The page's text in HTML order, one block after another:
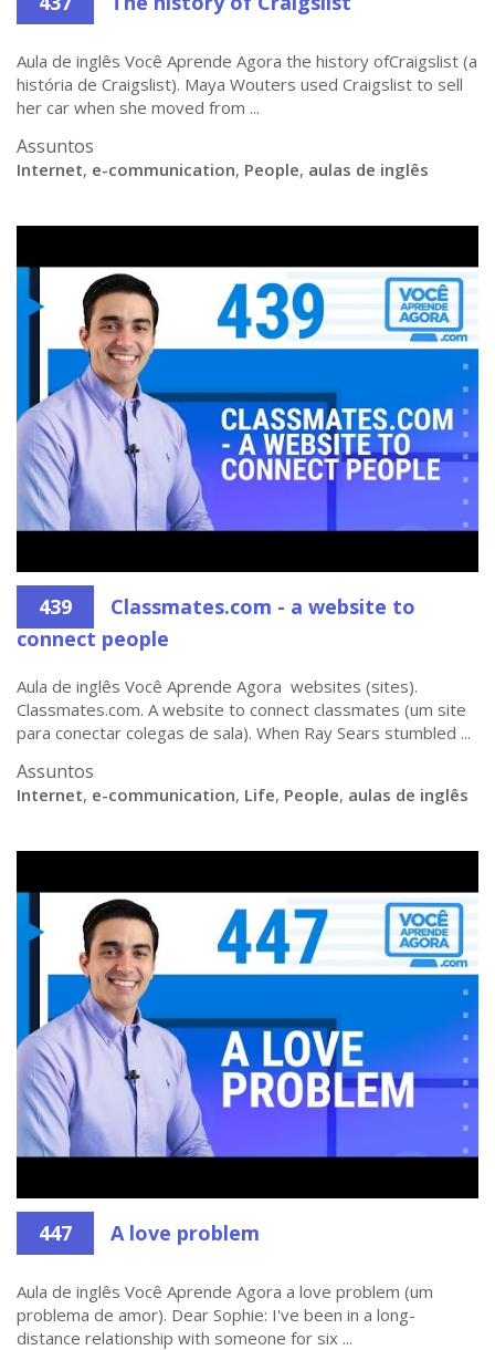
Aula de inglês Você Aprende Agora the history ofCraigslist (a
história de Craigslist). Maya Wouters used Craigslist to sell
her car when she moved from ...
Assuntos
Internet, e-communication, People, aulas de inglês
439
Classmates.com - a website to
connect people
Aula de inglês Você Aprende Agora websites (sites).
Classmates.com. A website to connect classmates (um site
para conectar colegas de sala). When Ray Sears stumbled ...
Assuntos
Internet, e-communication, Life, People, aulas de inglês
447 A love problem
Aula de inglês Você Aprende Agora a love problem (um
problema de amor). Dear Sophie: I've been in a long-
distance relationship with someone for six ...